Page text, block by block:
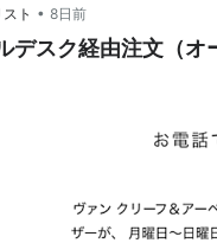
ト • 8日前
デスク経由注文（